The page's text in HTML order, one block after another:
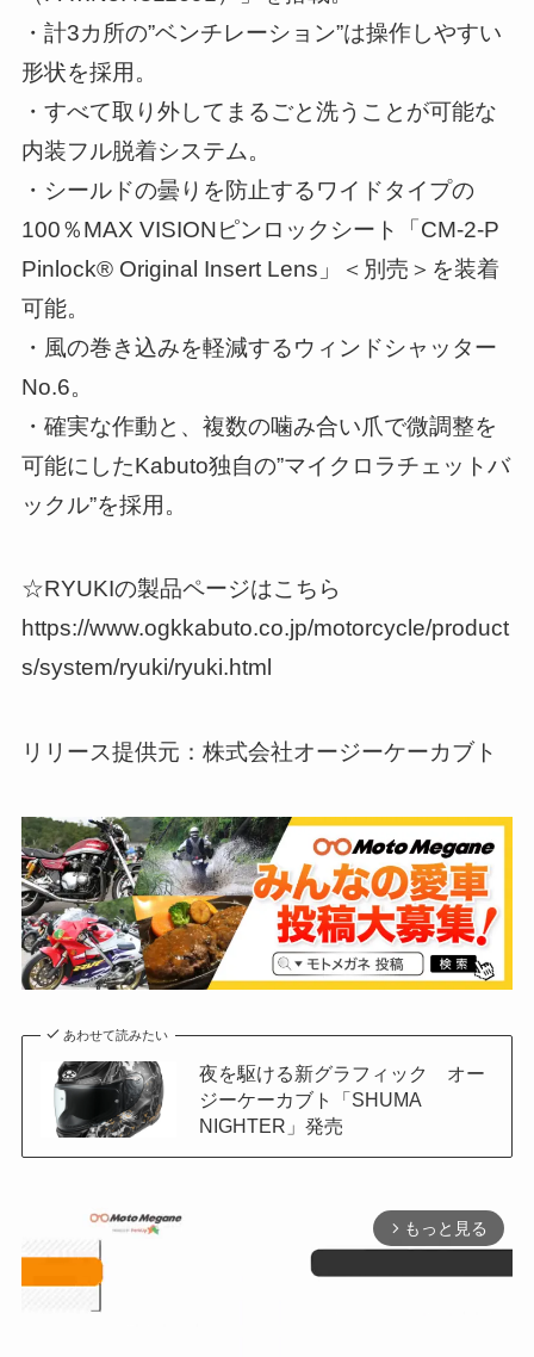
・計3カ所の”ベンチレーション”は操作しやすい
形状を採用。
・すべて取り外してまるごと洗うことが可能な
内装フル脱着システム。
・シールドの曇りを防止するワイドタイプの
100％MAX VISIONピンロックシート「CM-2-P
Pinlock® Original Insert Lens」＜別売＞を装着
可能。
・風の巻き込みを軽減するウィンドシャッター
No.6。
・確実な作動と、複数の噛み合い爪で微調整を
可能にしたKabuto独自の”マイクロラチェットバ
ックル”を採用。
☆RYUKIの製品ページはこちら
https://www.ogkkabuto.co.jp/motorcycle/product
s/system/ryuki/ryuki.html
リリース提供元：株式会社オージーケーカブト
あわせて読みたい
夜を駆ける新グラフィック オー
ジーケーカブト「SHUMA
NIGHTER」発売
arrow_forward_ios もっと見る